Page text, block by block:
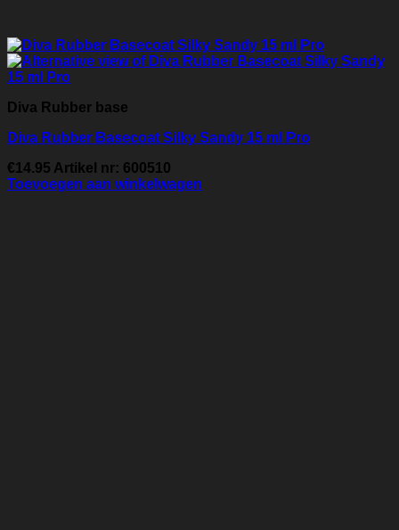
Diva Rubber base
Diva Rubber Basecoat Silky Sandy 15 ml Pro
€14.95 Artikel nr: 600510
Toevoegen aan winkelwagen